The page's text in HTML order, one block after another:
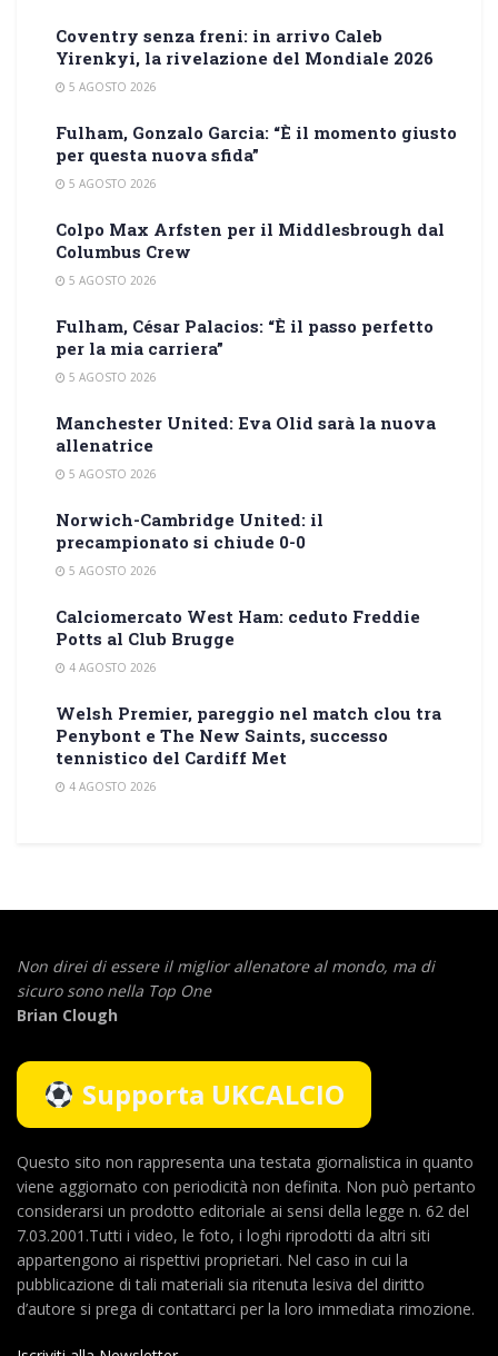
Coventry senza freni: in arrivo Caleb
Yirenkyi, la rivelazione del Mondiale 2026
5 AGOSTO 2026
Fulham, Gonzalo Garcia: “È il momento giusto
per questa nuova sfida”
5 AGOSTO 2026
Colpo Max Arfsten per il Middlesbrough dal
Columbus Crew
5 AGOSTO 2026
Fulham, César Palacios: “È il passo perfetto
per la mia carriera”
5 AGOSTO 2026
Manchester United: Eva Olid sarà la nuova
allenatrice
5 AGOSTO 2026
Norwich-Cambridge United: il
precampionato si chiude 0-0
5 AGOSTO 2026
Calciomercato West Ham: ceduto Freddie
Potts al Club Brugge
4 AGOSTO 2026
Welsh Premier, pareggio nel match clou tra
Penybont e The New Saints, successo
tennistico del Cardiff Met
4 AGOSTO 2026
Non direi di essere il miglior allenatore al mondo, ma di
sicuro sono nella Top One
Brian Clough
Supporta UKCALCIO
Questo sito non rappresenta una testata giornalistica in quanto
viene aggiornato con periodicità non definita. Non può pertanto
considerarsi un prodotto editoriale ai sensi della legge n. 62 del
7.03.2001.Tutti i video, le foto, i loghi riprodotti da altri siti
appartengono ai rispettivi proprietari. Nel caso in cui la
pubblicazione di tali materiali sia ritenuta lesiva del diritto
d’autore si prega di contattarci per la loro immediata rimozione.